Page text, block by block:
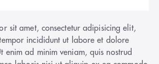
sit amet, consectetur adipisicing elit,
incididunt ut labore et dolore
enim ad minim veniam, quis nostrud